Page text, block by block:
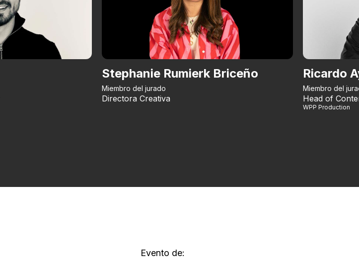
Stephanie Rumierk Briceño
Miembro del jurado
Directora Creativa
Ricardo
Miembro del
Head of
WPP Production
Evento de: